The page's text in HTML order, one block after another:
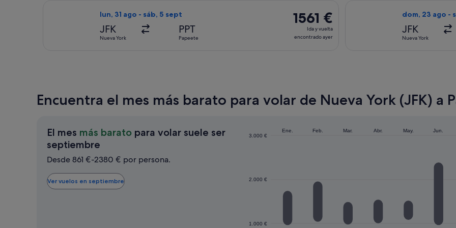
ayer
lun, 31 ago - sáb, 5 sept
JFK
Nueva York
PPT
Papeete
1561 €
Ida
y
1561 €
Ida y vuelta
encontrado ayer
dom, 23 ago -
JFK
Nueva York
Encuentra el mes más barato para volar de Nueva York (JFK) a
El mes más barato para volar suele ser
septiembre
mes
barato
para
Desde 861 €-2380 € por persona.
Ver vuelos en septiembre
1.000 €
2.000 €
3.000 €
Ene. Feb. Mar. Abr. May. Jun.